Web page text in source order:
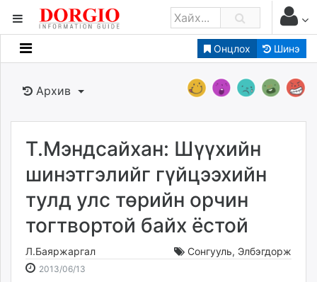
Онцлох Шинэ
Мэдээллийн
Банк санхүү
Бизнес ААН
Төрийн
Нийслэлийн
dorgio.mn
Gogo.mn
news.mn
zindaa.mn
Архив
Т.Мэндсайхан: Шүүхийн
шинэтгэлийг гүйцээхийн
тулд улс төрийн орчин
тогтвортой байх ёстой
Л.Баяржаргал Сонгууль, Элбэгдорж
2013/06/13